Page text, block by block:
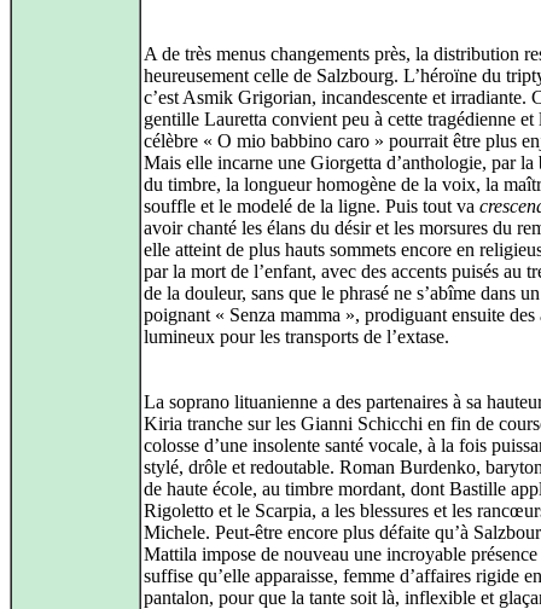
A de très menus changements près, la distribution
heureusement celle de Salzbourg. L’héroïne du
c’est Asmik Grigorian, incandescente et irradiante.
gentille Lauretta convient peu à cette tragédienne et
célèbre « O mio babbino caro » pourrait être plus
Mais elle incarne une Giorgetta d’anthologie, par la
du timbre, la longueur homogène de la voix, la
souffle et le modelé de la ligne. Puis tout va
avoir chanté les élans du désir et les morsures du
elle atteint de plus hauts sommets encore en
par la mort de l’enfant, avec des accents puisés au
de la douleur, sans que le phrasé ne s’abîme dans un
poignant « Senza mamma », prodiguant ensuite des
lumineux pour les transports de l’extase.
La soprano lituanienne a des partenaires à sa
Kiria tranche sur les Gianni Schicchi en fin de
colosse d’une insolente santé vocale, à la fois
stylé, drôle et redoutable. Roman Burdenko,
de haute école, au timbre mordant, dont Bastille
Rigoletto et le Scarpia, a les blessures et les
Michele. Peut‑être encore plus défaite qu’à
Mattila impose de nouveau une incroyable
suffise qu’elle apparaisse, femme d’affaires rigide
pantalon, pour que la tante soit là, inflexible et